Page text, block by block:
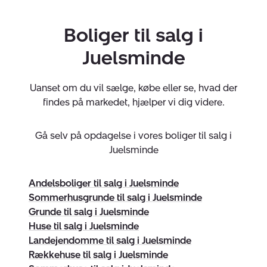
Juelsminde. Derfor stræber vi efter, at du føler dig tryg
og tilfreds gennem hele salgs- og/eller købsprocessen.
Leder du efter en bolig i Juelsminde eller omegn? Vores
og de er med dig gennem hele købsprocessen. Med
køberrådgivningtilbyder vi blandt andet:
ønsker og har brug for i dit kommende hjem.
BoligMatch:Vi finder og præsenterer boliger, der
passer til dine krav og dit budget.
BoligStand:Sammen med eksperter gennemgår vi
Boliger til salg i
Juelsminde
Uanset om du vil sælge, købe eller se, hvad der
findes på markedet, hjælper vi dig videre.
Gå selv på opdagelse i vores boliger til salg i
Juelsminde
Andelsboliger til salg i Juelsminde
Sommerhusgrunde til salg i Juelsminde
Grunde til salg i Juelsminde
Huse til salg i Juelsminde
Landejendomme til salg i Juelsminde
Rækkehuse til salg i Juelsminde